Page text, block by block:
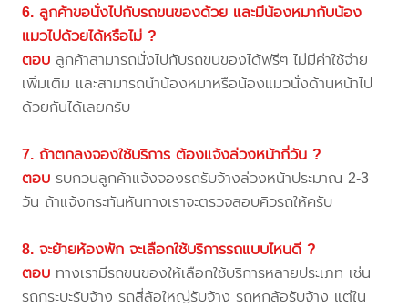
6. ลูกค้าขอนั่งไปกับรถขนของด้วย และมีน้องหมากับน้อง
แมวไปด้วยได้หรือไม่ ?
ตอบ ลูกค้าสามารถนั่งไปกับรถขนของได้ฟรีๆ ไม่มีค่าใช้จ่าย
เพิ่มเติม และสามารถนำน้องหมาหรือน้องแมวนั่งด้านหน้าไป
ด้วยกันได้เลยครับ
7. ถ้าตกลงจองใช้บริการ ต้องแจ้งล่วงหน้ากี่วัน ?
ตอบ รบกวนลูกค้าแจ้งจองรถรับจ้างล่วงหน้าประมาณ 2-3
วัน ถ้าแจ้งกระทันหันทางเราจะตรวจสอบคิวรถให้ครับ
8. จะย้ายห้องพัก จะเลือกใช้บริการรถแบบไหนดี ?
ตอบ ทางเรามีรถขนของให้เลือกใช้บริการหลายประเภท เช่น
รถกระบะรับจ้าง รถสี่ล้อใหญ่รับจ้าง รถหกล้อรับจ้าง แต่ใน